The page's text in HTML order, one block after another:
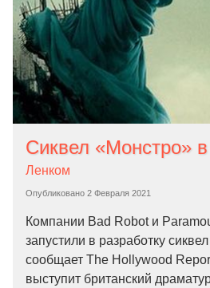
Опубликовано 2 Февраля 2021
Ленком
Компании Bad Robot и
запустили в разработку
сообщает The Hollywood
выступит британский